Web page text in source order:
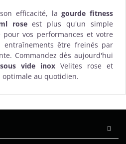
efficacité, lagourde fitness
roseest plus qu'un simple
vos performances et votre
entraînements être freinés par
Commandez dès aujourd'hui
vide inox Velites rose et
au quotidien.